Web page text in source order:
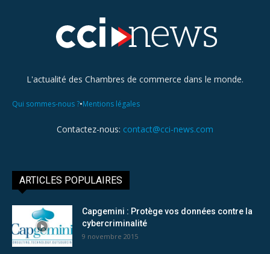
L'actualité des Chambres de commerce dans le monde.
Qui sommes-nous ?•Mentions légales
Contactez-nous: contact@cci-news.com
ARTICLES POPULAIRES
Capgemini : Protège vos données contre la
cybercriminalité
9 novembre 2015